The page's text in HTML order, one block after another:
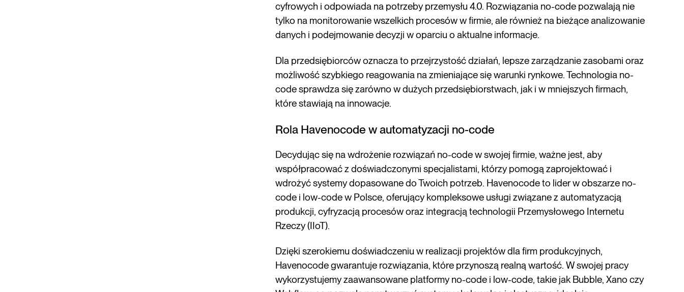
cyfrowych i odpowiada na potrzeby przemysłu 4.0. Rozwiązania no-code pozwalają nie
tylko na monitorowanie wszelkich procesów w firmie, ale również na bieżące analizowanie
danych i podejmowanie decyzji w oparciu o aktualne informacje.
Dla przedsiębiorców oznacza to przejrzystość działań, lepsze zarządzanie zasobami oraz
możliwość szybkiego reagowania na zmieniające się warunki rynkowe. Technologia no-
code sprawdza się zarówno w dużych przedsiębiorstwach, jak i w mniejszych firmach,
które stawiają na innowacje.
Rola Havenocode w automatyzacji no-code
Decydując się na wdrożenie rozwiązań no-code w swojej firmie, ważne jest, aby
współpracować z doświadczonymi specjalistami, którzy pomogą zaprojektować i
wdrożyć systemy dopasowane do Twoich potrzeb. Havenocode to lider w obszarze no-
code i low-code w Polsce, oferujący kompleksowe usługi związane z automatyzacją
produkcji, cyfryzacją procesów oraz integracją technologii Przemysłowego Internetu
Rzeczy (IIoT).
Dzięki szerokiemu doświadczeniu w realizacji projektów dla firm produkcyjnych,
Havenocode gwarantuje rozwiązania, które przynoszą realną wartość. W swojej pracy
wykorzystujemy zaawansowane platformy no-code i low-code, takie jak Bubble, Xano czy